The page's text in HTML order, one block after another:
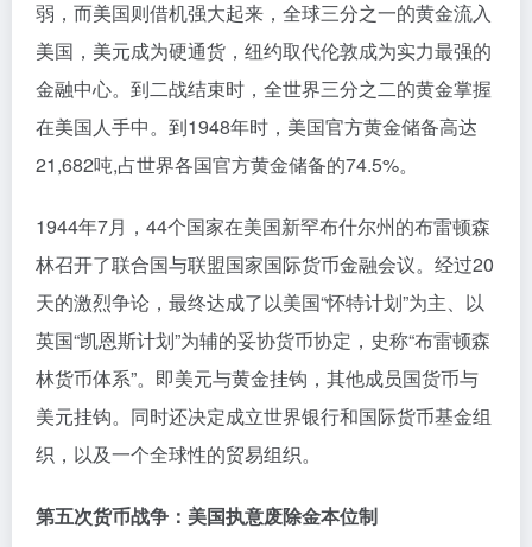
弱，而美国则借机强大起来，全球三分之一的黄金流入
美国，美元成为硬通货，纽约取代伦敦成为实力最强的
金融中心。到二战结束时，全世界三分之二的黄金掌握
在美国人手中。到1948年时，美国官方黄金储备高达
21,682吨,占世界各国官方黄金储备的74.5%。
1944年7月，44个国家在美国新罕布什尔州的布雷顿森
林召开了联合国与联盟国家国际货币金融会议。经过20
天的激烈争论，最终达成了以美国“怀特计划”为主、以
英国“凯恩斯计划”为辅的妥协货币协定，史称“布雷顿森
林货币体系”。即美元与黄金挂钩，其他成员国货币与
美元挂钩。同时还决定成立世界银行和国际货币基金组
织，以及一个全球性的贸易组织。
第五次货币战争：美国执意废除金本位制